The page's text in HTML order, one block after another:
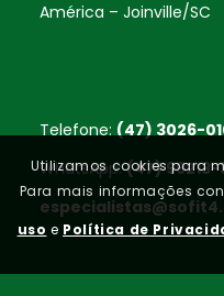
América – Joinville/SC
Telefone: (47) 3026-
WhatsApp:(47)
Utilizamos cookies para
Para mais informações
uso e Política de